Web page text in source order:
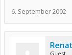
6. September 2002
Guest